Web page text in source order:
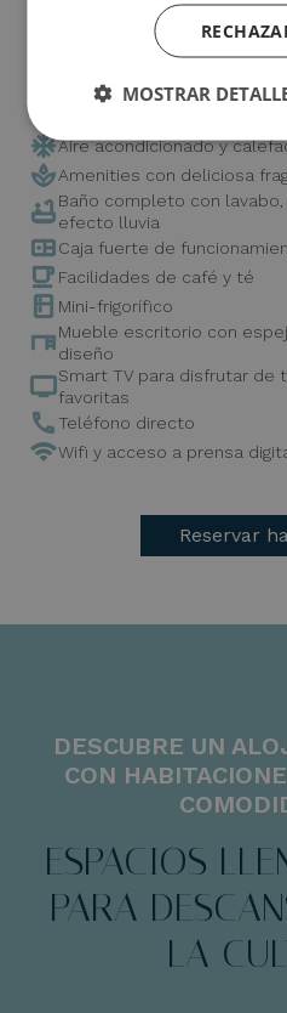
y para llevarte un recuerdo
Aire acondicionado y
Amenities con deliciosa
Baño completo con
efecto lluvia
Caja fuerte de
Facilidades de café y té
Mini-frigorífico
Mueble escritorio con
diseño
Smart TV para disfrutar de
favoritas
Teléfono directo
Wifi y acceso a prensa
Reservar
DESCUBRE UN
CON
ESPACIOS
PARA
LA
MOSTRAR